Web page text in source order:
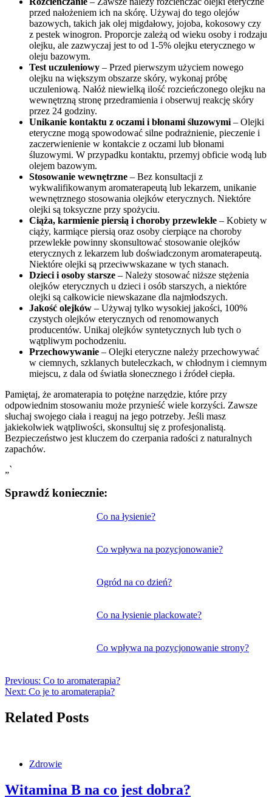
przed nałożeniem ich na skórę. Używaj do tego olejów
bazowych, takich jak olej migdałowy, jojoba, kokosowy czy
z pestek winogron. Proporcje zależą od wieku osoby i rodzaju
olejku, ale zazwyczaj jest to od 1-5% olejku eterycznego w
oleju bazowym.
Test uczuleniowy – Przed pierwszym użyciem nowego
olejku na większym obszarze skóry, wykonaj próbę
uczuleniową. Nałóż niewielką ilość rozcieńczonego olejku na
wewnętrzną stronę przedramienia i obserwuj reakcję skóry
przez 24 godziny.
Unikanie kontaktu z oczami i błonami śluzowymi – Olejki
eteryczne mogą spowodować silne podrażnienie, pieczenie i
zaczerwienienie w kontakcie z oczami lub błonami
śluzowymi. W przypadku kontaktu, przemyj obficie wodą lub
olejem bazowym.
Stosowanie wewnętrzne – Bez konsultacji z
wykwalifikowanym aromaterapeutą lub lekarzem, unikanie
wewnętrznego stosowania olejków eterycznych. Niektóre
olejki są toksyczne przy spożyciu.
Ciąża, karmienie piersią i choroby przewlekłe – Kobiety w
ciąży, karmiące piersią oraz osoby cierpiące na choroby
przewlekłe powinny skonsultować stosowanie olejków
eterycznych z lekarzem lub doświadczonym aromaterapeutą.
Niektóre olejki są przeciwwskazane w tych stanach.
Dzieci i osoby starsze – Należy stosować niższe stężenia
olejków eterycznych u dzieci i osób starszych, a niektóre
olejki są całkowicie niewskazane dla najmłodszych.
Jakość olejków – Używaj tylko wysokiej jakości, 100%
czystych olejków eterycznych od renomowanych
producentów. Unikaj olejków syntetycznych lub tych o
wątpliwym pochodzeniu.
Przechowywanie – Olejki eteryczne należy przechowywać
w ciemnych, szklanych buteleczkach, w chłodnym i ciemnym
miejscu, z dala od światła słonecznego i źródeł ciepła.
Pamiętaj, że aromaterapia to potężne narzędzie, które przy
odpowiednim stosowaniu może przynieść wiele korzyści. Zawsze
słuchaj swojego ciała i reaguj na jego potrzeby. Jeśli masz
jakiekolwiek wątpliwości, skonsultuj się z profesjonalistą.
Bezpieczeństwo jest kluczem do czerpania radości z naturalnych
zapachów.
„`
Sprawdź koniecznie:
Co na łysienie?
Co wpływa na pozycjonowanie?
Ogród na co dzień?
Co na łysienie plackowate?
Co wpływa na pozycjonowanie strony?
Previous: Co to aromaterapia?
Next: Co je to aromaterapia?
Related Posts
Zdrowie
Witamina B na co jest dobra?